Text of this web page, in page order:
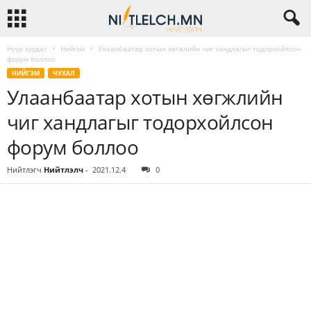
Нүүр хуудас Нийгэм
Улаанбаатар хотын хөгжлийн чиг хандлагыг тодорхойлсон
форум боллоо
НИЙГЭМ ЧУХАЛ
Улаанбаатар хотын хөгжлийн
чиг хандлагыг тодорхойлсон
форум боллоо
Нийтлэгч Нийтлэлч - 2021.12.4 0